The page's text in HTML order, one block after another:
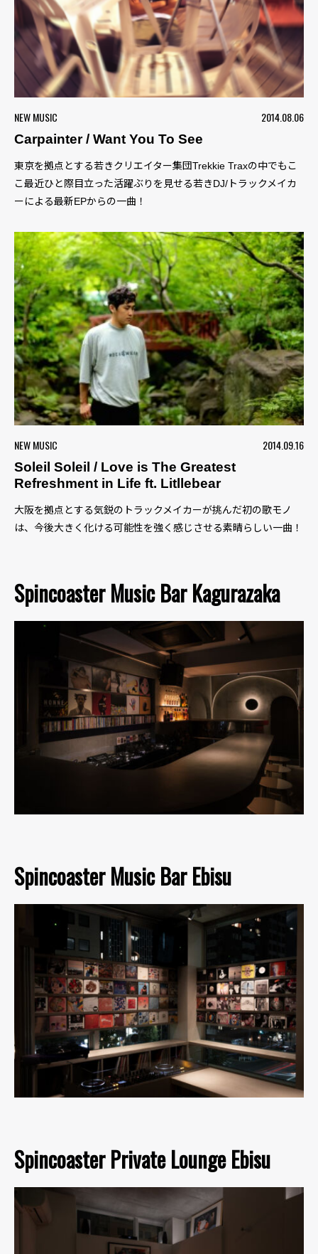
NEW MUSIC
2014.08.06
Carpainter / Want You To See
東京を拠点とする若きクリエイター集団Trekkie Traxの中でもこ
こ最近ひと際目立った活躍ぶりを見せる若きDJ/トラックメイカ
ーによる最新EPからの一曲！
NEW MUSIC
2014.09.16
Soleil Soleil / Love is The Greatest
Refreshment in Life ft. Litllebear
大阪を拠点とする気鋭のトラックメイカーが挑んだ初の歌モノ
は、今後大きく化ける可能性を強く感じさせる素晴らしい一曲！
Spincoaster Music Bar Kagurazaka
Spincoaster Music Bar Ebisu
Spincoaster Private Lounge Ebisu